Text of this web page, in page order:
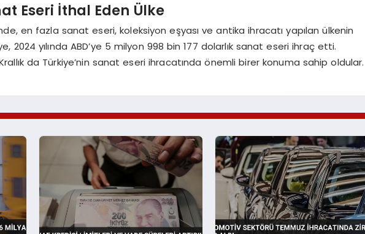
Eseri İthal Eden Ülke
en fazla sanat eseri, koleksiyon eşyası ve antika ihracatı yapılan ülkenin
2024 yılında ABD’ye 5 milyon 998 bin 177 dolarlık sanat eseri ihraç etti.
da Türkiye’nin sanat eseri ihracatında önemli birer konuma sahip oldular.